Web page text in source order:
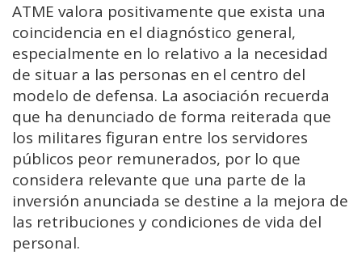
ATME valora positivamente que exista una
coincidencia en el diagnóstico general,
especialmente en lo relativo a la necesidad
de situar a las personas en el centro del
modelo de defensa. La asociación recuerda
que ha denunciado de forma reiterada que
los militares figuran entre los servidores
públicos peor remunerados, por lo que
considera relevante que una parte de la
inversión anunciada se destine a la mejora de
las retribuciones y condiciones de vida del
personal.